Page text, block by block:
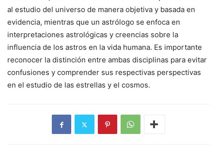
al estudio del universo de manera objetiva y basada en
evidencia, mientras que un astrólogo se enfoca en
interpretaciones astrológicas y creencias sobre la
influencia de los astros en la vida humana. Es importante
reconocer la distinción entre ambas disciplinas para evitar
confusiones y comprender sus respectivas perspectivas
en el estudio de las estrellas y el cosmos.